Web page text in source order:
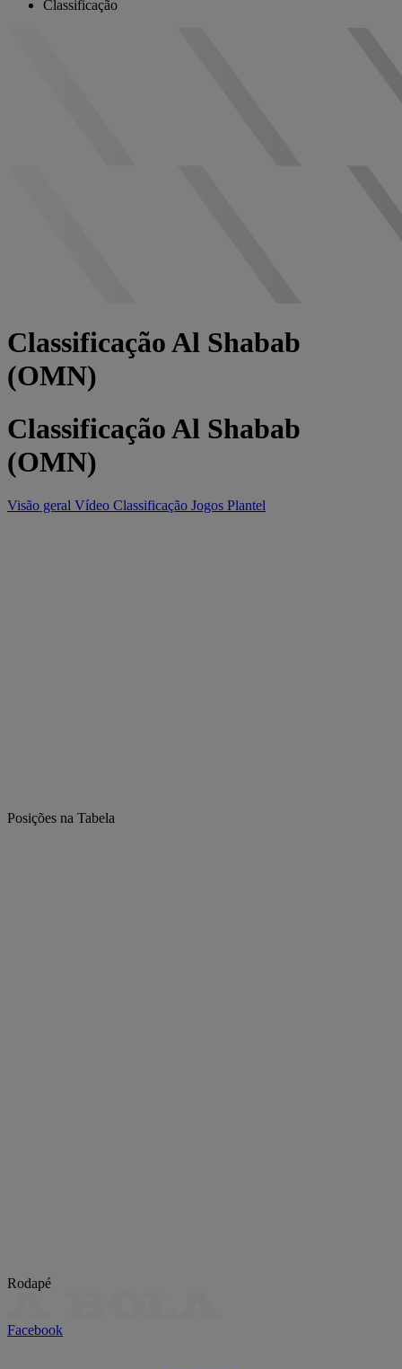
Classificação
Classificação Al Shabab
(OMN)
Classificação Al Shabab
(OMN)
Visão geral Vídeo Classificação Jogos Plantel
Posições na Tabela
Rodapé
Facebook